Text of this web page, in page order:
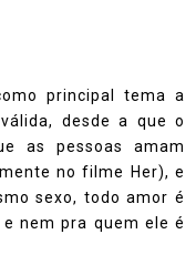
principal tema a
desde a que o
as pessoas amam
no filme Her), e
sexo, todo amor é
nem pra quem ele é